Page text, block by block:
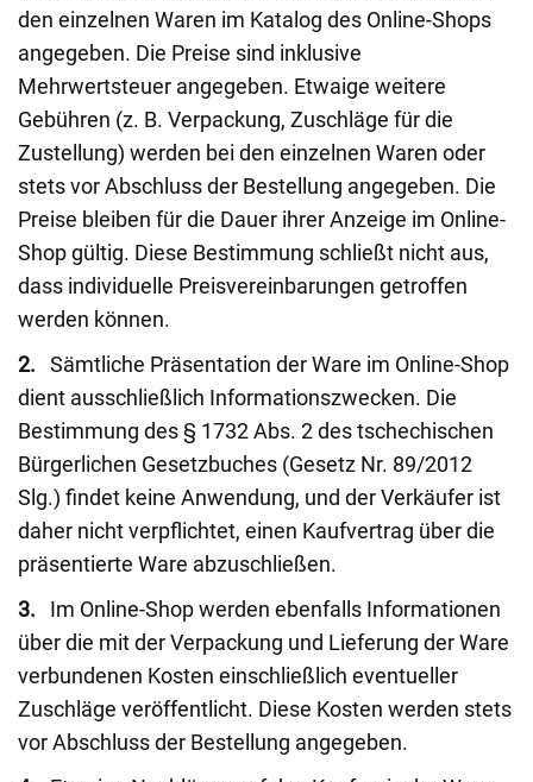
den einzelnen Waren im Katalog des Online-Shops
angegeben. Die Preise sind inklusive
Mehrwertsteuer angegeben. Etwaige weitere
Gebühren (z. B. Verpackung, Zuschläge für die
Zustellung) werden bei den einzelnen Waren oder
stets vor Abschluss der Bestellung angegeben. Die
Preise bleiben für die Dauer ihrer Anzeige im Online-
Shop gültig. Diese Bestimmung schließt nicht aus,
dass individuelle Preisvereinbarungen getroffen
werden können.
2.
Sämtliche Präsentation der Ware im Online-Shop
dient ausschließlich Informationszwecken. Die
Bestimmung des § 1732 Abs. 2 des tschechischen
Bürgerlichen Gesetzbuches (Gesetz Nr. 89/2012
Slg.) findet keine Anwendung, und der Verkäufer ist
daher nicht verpflichtet, einen Kaufvertrag über die
präsentierte Ware abzuschließen.
3.
Im Online-Shop werden ebenfalls Informationen
über die mit der Verpackung und Lieferung der Ware
verbundenen Kosten einschließlich eventueller
Zuschläge veröffentlicht. Diese Kosten werden stets
vor Abschluss der Bestellung angegeben.